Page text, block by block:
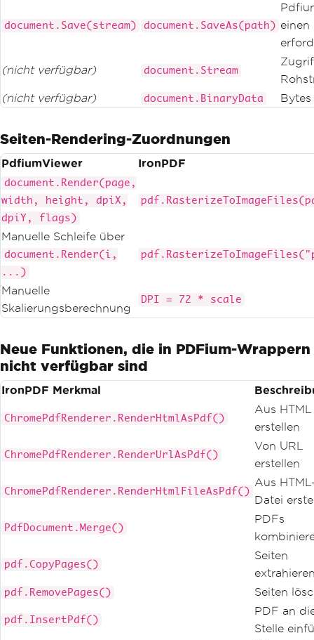
document.Save(stream) document.SaveAs(path) einen
(nicht verfügbar) document.Stream
(nicht verfügbar)
document.BinaryData Bytes
Seiten-Rendering-Zuordnungen
PdfiumViewer IronPDF
document.Render(page,
width, height, dpiX,
dpiY, flags)
Manuelle Schleife über
document.Render(i,
...)
Manuelle
Skalierungsberechnung
DPI = 72 * scale
Neue Funktionen, die in PDFium-Wrappern
nicht verfügbar sind
IronPDF Merkmal
ChromePdfRenderer.RenderHtmlAsPdf()
Aus HTML
erstellen
ChromePdfRenderer.RenderUrlAsPdf()
Von URL
erstellen
ChromePdfRenderer.RenderHtmlFileAsPdf()
Aus
Datei
PdfDocument.Merge()
PDFs
pdf.CopyPages()
Seiten
pdf.RemovePages() Seiten
pdf.InsertPdf()
PDF an
Stelle